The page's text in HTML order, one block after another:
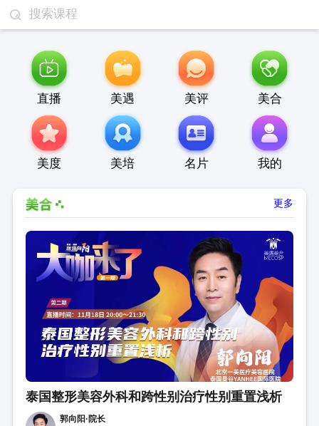
直播 美遇 美评 美合
美度 美培 名片 我的
更多
泰国整形美容外科和跨性别治疗性别重置浅析
郭向阳·院长